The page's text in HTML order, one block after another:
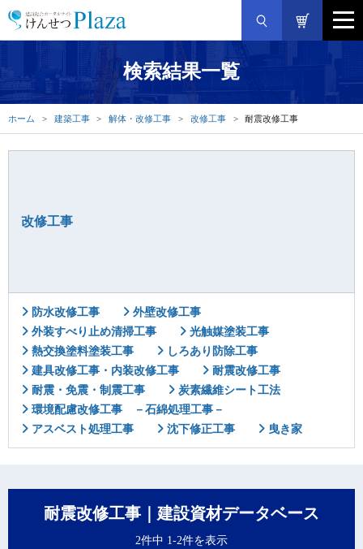
検索結果一覧
ホーム 建築工事 解体・改修工事 改修工事 耐震改修工事
改修工事
防水改修工事
外壁改修工事
外装すべり止め清掃工事
光触媒塗装工事
熱交換塗料塗装工事
しろあり防除工事
建具改修工事・内装改修工事
耐震改修工事
耐震・免震・制震工事
炭素繊維シート工法
環境配慮改修工事 －石綿処理工事－
アスベスト処理工事
沈下修正工事 曳き家
耐震改修工事｜建設資材データベース
2件中 1-2件を表示